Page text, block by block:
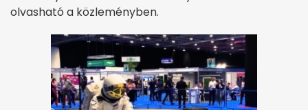
olvasható a közleményben.